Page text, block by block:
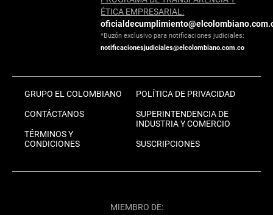
ÉTICA EMPRESARIAL:
*Buzón exclusivo para notificaciones judiciales:
notificacionesjudiciales@elcolombiano.com.co
GRUPO EL COLOMBIANO
CONTÁCTANOS
TÉRMINOS Y
CONDICIONES
POLÍTICA DE PRIVACIDAD
SUPERINTENDENCIA DE
INDUSTRIA Y COMERCIO
SUSCRIPCIONES
MIEMBRO DE: